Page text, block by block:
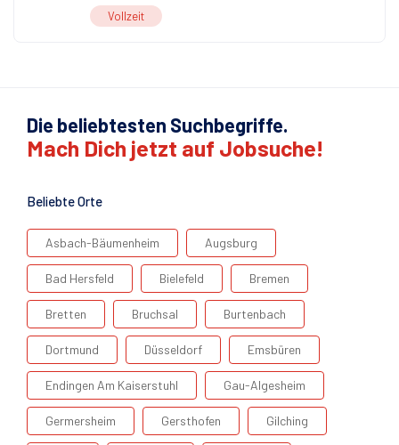
Vollzeit
Die beliebtesten Suchbegriffe.
Mach Dich jetzt auf Jobsuche!
Beliebte Orte
Asbach-Bäumenheim Augsburg
Bad Hersfeld Bielefeld Bremen
Bretten Bruchsal Burtenbach
Dortmund Düsseldorf Emsbüren
Endingen Am Kaiserstuhl Gau-Algesheim
Germersheim Gersthofen Gilching